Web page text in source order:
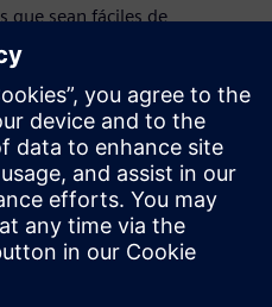
que sean fáciles de
capacidades de dibujo
de diseño tienen un
dibujos increíbles:
dimensionamiento
de piezas, plantillas de
de sección, comandos
y más.